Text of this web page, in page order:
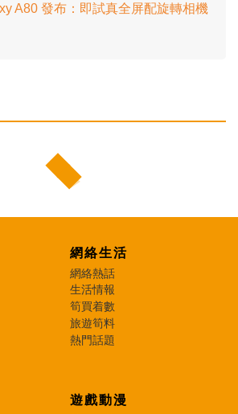
A80 發布：即試真全屏配旋轉相機
網絡生活
網絡熱話
生活情報
筍買着數
旅遊筍料
熱門話題
遊戲動漫